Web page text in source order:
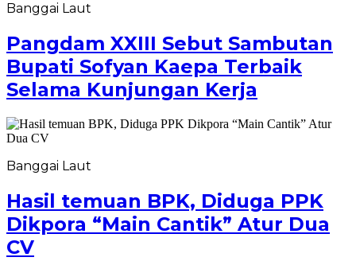
Banggai Laut
Pangdam XXIII Sebut Sambutan
Bupati Sofyan Kaepa Terbaik
Selama Kunjungan Kerja
Banggai Laut
Hasil temuan BPK, Diduga PPK
Dikpora “Main Cantik” Atur Dua
CV